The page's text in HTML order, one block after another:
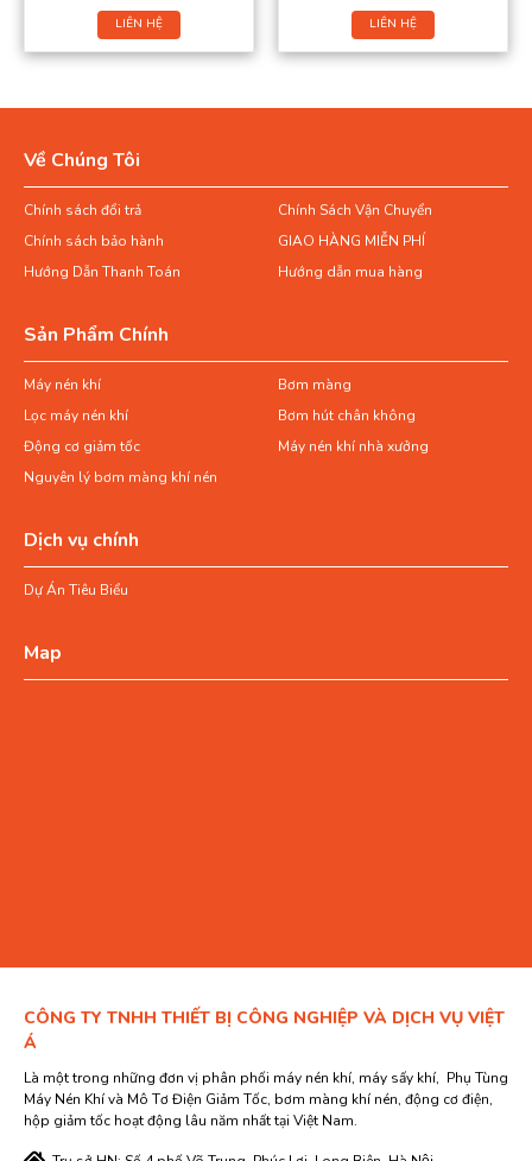
LIÊN HỆ LIÊN HỆ
Về Chúng Tôi
Chính sách đổi trả
Chính Sách Vận Chuyển
Chính sách bảo hành
GIAO HÀNG MIỄN PHÍ
Hướng Dẫn Thanh Toán
Hướng dẫn mua hàng
Sản Phẩm Chính
Máy nén khí
Bơm màng
Lọc máy nén khí
Bơm hút chân không
Động cơ giảm tốc
Máy nén khí nhà xưởng
Nguyên lý bơm màng khí nén
Dịch vụ chính
Dự Án Tiêu Biểu
Map
CÔNG TY TNHH THIẾT BỊ CÔNG NGHIỆP VÀ DỊCH VỤ VIỆT
Á
Là một trong những đơn vị phân phối máy nén khí, máy sấy khí, Phụ Tùng
Máy Nén Khí và Mô Tơ Điện Giảm Tốc, bơm màng khí nén, động cơ điện,
hộp giảm tốc hoạt động lâu năm nhất tại Việt Nam.